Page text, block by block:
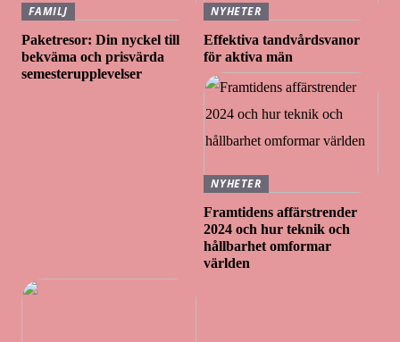
FAMILJ
Paketresor: Din nyckel till
bekväma och prisvärda
semesterupplevelser
NYHETER
Effektiva tandvårdsvanor
för aktiva män
NYHETER
Framtidens affärstrender
2024 och hur teknik och
hållbarhet omformar
världen